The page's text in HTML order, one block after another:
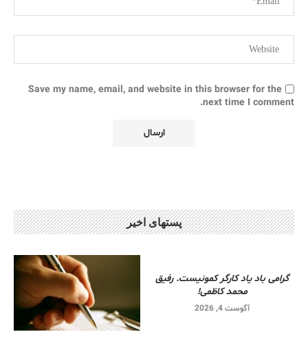
Save my name, email, and website in this browser for the
next time I comment.
پستهای اخیر
گرامی باد یاد کارگر کمونیست. رفیق
محمد کاظمی!
آگوست 4, 2026